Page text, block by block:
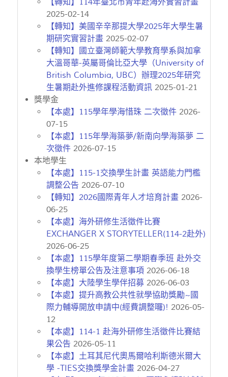
【轉知】114年臺北市青年赴海外實習計畫
2025-02-14
【轉知】美國辛辛那提大學2025年大學生暑
期研究實習計畫 2025-02-07
【轉知】國立臺灣師範大學教育學系與加拿
大溫哥華-英屬哥倫比亞大學（University of
British Columbia, UBC）辦理2025年研究
生暑期赴外進修課程活動資訊 2025-01-21
獎學金
【本處】115學年學海惜珠 二次徵件 2026-
07-15
【本處】115年學海築夢/新南向學海築夢 二
次徵件 2026-07-15
本地學生
【本處】115-1交換學生計畫 英語能力門檻
調整公告 2026-07-10
【轉知】2026國際青年人才培育計畫 2026-
06-25
【本處】海外研修生活徵件比賽
EXCHANGER X STORYTELLER(114-2赴外)
2026-06-25
【本處】115學年度第二學期春季班 赴外交
換學生榜單公告及注意事項 2026-06-18
【本處】大陸學生學伴招募 2026-06-03
【本處】提升高教公共性就學協助獎勵~國
際力輔導開放申請中(經費調整囉)! 2026-05-
12
​​​​​​【本處】114-1 赴海外研修生活徵件比賽結
果公告 2026-05-11
【本處】土耳其尼代奧馬爾哈利斯德米爾大
學 -TIES交換獎學金計畫 2026-04-27